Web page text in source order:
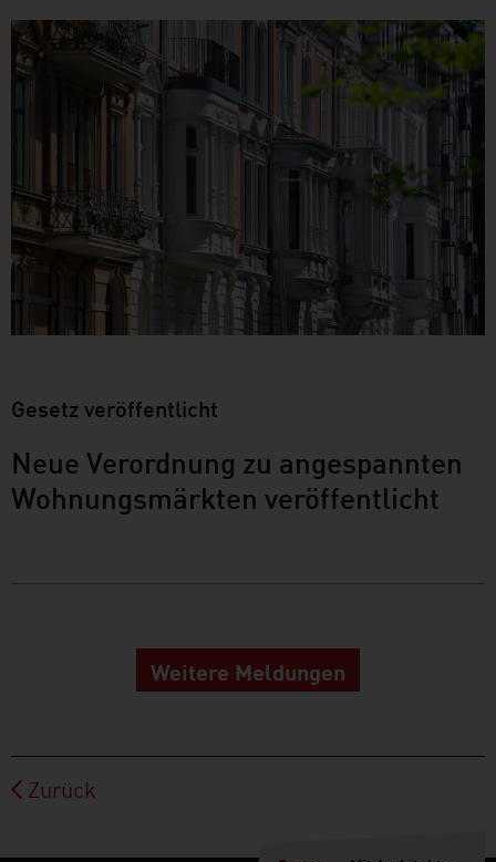
Gesetz veröffentlicht
Neue Verordnung zu angespannten
Wohnungsmärkten veröffentlicht
Weitere Meldungen
Zurück